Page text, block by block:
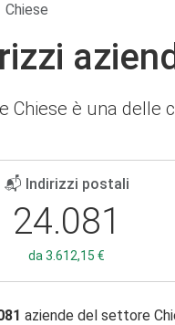
Chiese
Chiese è una delle
📬 Indirizzi postali
24.081
da 3.612,15 €
aziende del settore